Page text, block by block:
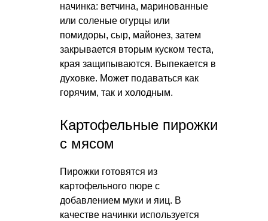
начинка: ветчина, маринованные
или соленые огурцы или
помидоры, сыр, майонез, затем
закрывается вторым куском теста,
края защипываются. Выпекается в
духовке. Может подаваться как
горячим, так и холодным.
Картофельные пирожки
с мясом
Пирожки готовятся из
картофельного пюре с
добавлением муки и яиц. В
качестве начинки используется